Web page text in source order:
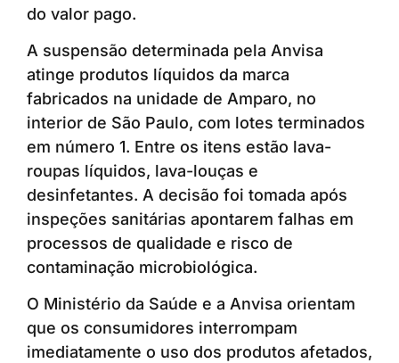
do valor pago.
A suspensão determinada pela Anvisa
atinge produtos líquidos da marca
fabricados na unidade de Amparo, no
interior de São Paulo, com lotes terminados
em número 1. Entre os itens estão lava-
roupas líquidos, lava-louças e
desinfetantes. A decisão foi tomada após
inspeções sanitárias apontarem falhas em
processos de qualidade e risco de
contaminação microbiológica.
O Ministério da Saúde e a Anvisa orientam
que os consumidores interrompam
imediatamente o uso dos produtos afetados,